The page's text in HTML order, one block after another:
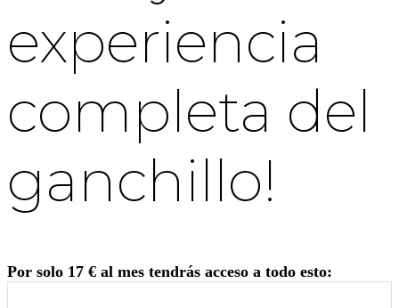
experiencia
completa del
ganchillo!
Por solo 17 € al mes tendrás acceso a todo esto: